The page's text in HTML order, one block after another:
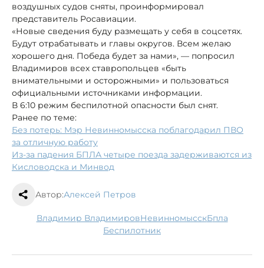
воздушных судов сняты, проинформировал
представитель Росавиации.
«Новые сведения буду размещать у себя в соцсетях.
Будут отрабатывать и главы округов. Всем желаю
хорошего дня. Победа будет за нами», — попросил
Владимиров всех ставропольцев «быть
внимательными и осторожными» и пользоваться
официальными источниками информации.
В 6:10 режим беспилотной опасности был снят.
Ранее по теме:
Без потерь: Мэр Невинномысска поблагодарил ПВО
за отличную работу
Из-за падения БПЛА четыре поезда задерживаются из
Кисловодска и Минвод
Автор:Алексей Петров
Владимир Владимиров Невинномысск бпла
беспилотник